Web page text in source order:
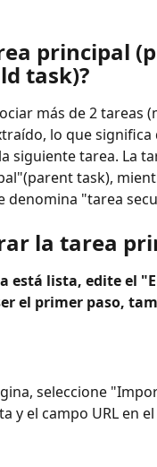
principal
task)?
más de 2 tareas
lo que
siguiente tarea. La
task),
denomina "tarea
la tarea
está lista, edite el
el primer paso,
seleccione
y el campo URL en